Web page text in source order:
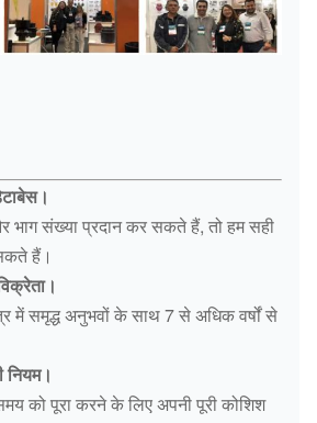
भाग संख्या प्रदान कर सकते हैं, तो हम सही
हैं।
में समृद्ध अनुभवों के साथ 7 से अधिक वर्षों से
को पूरा करने के लिए अपनी पूरी कोशिश